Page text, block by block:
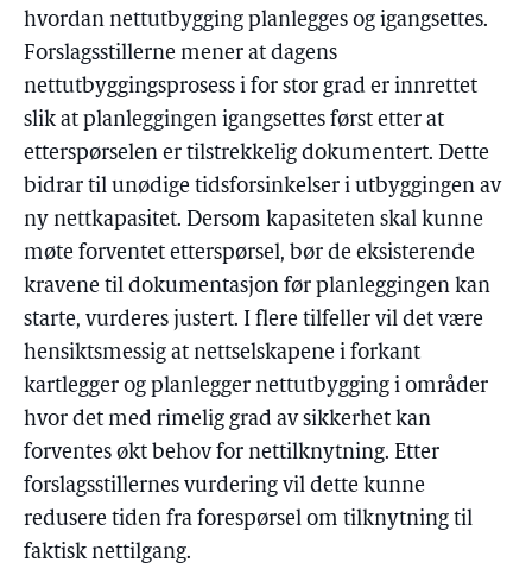
hvordan nettutbygging planlegges og igangsettes.
Forslagsstillerne mener at dagens
nettutbyggingsprosess i for stor grad er innrettet
slik at planleggingen igangsettes først etter at
etterspørselen er tilstrekkelig dokumentert. Dette
bidrar til unødige tidsforsinkelser i utbyggingen av
ny nettkapasitet. Dersom kapasiteten skal kunne
møte forventet etterspørsel, bør de eksisterende
kravene til dokumentasjon før planleggingen kan
starte, vurderes justert. I flere tilfeller vil det være
hensiktsmessig at nettselskapene i forkant
kartlegger og planlegger nettutbygging i områder
hvor det med rimelig grad av sikkerhet kan
forventes økt behov for nettilknytning. Etter
forslagsstillernes vurdering vil dette kunne
redusere tiden fra forespørsel om tilknytning til
faktisk nettilgang.